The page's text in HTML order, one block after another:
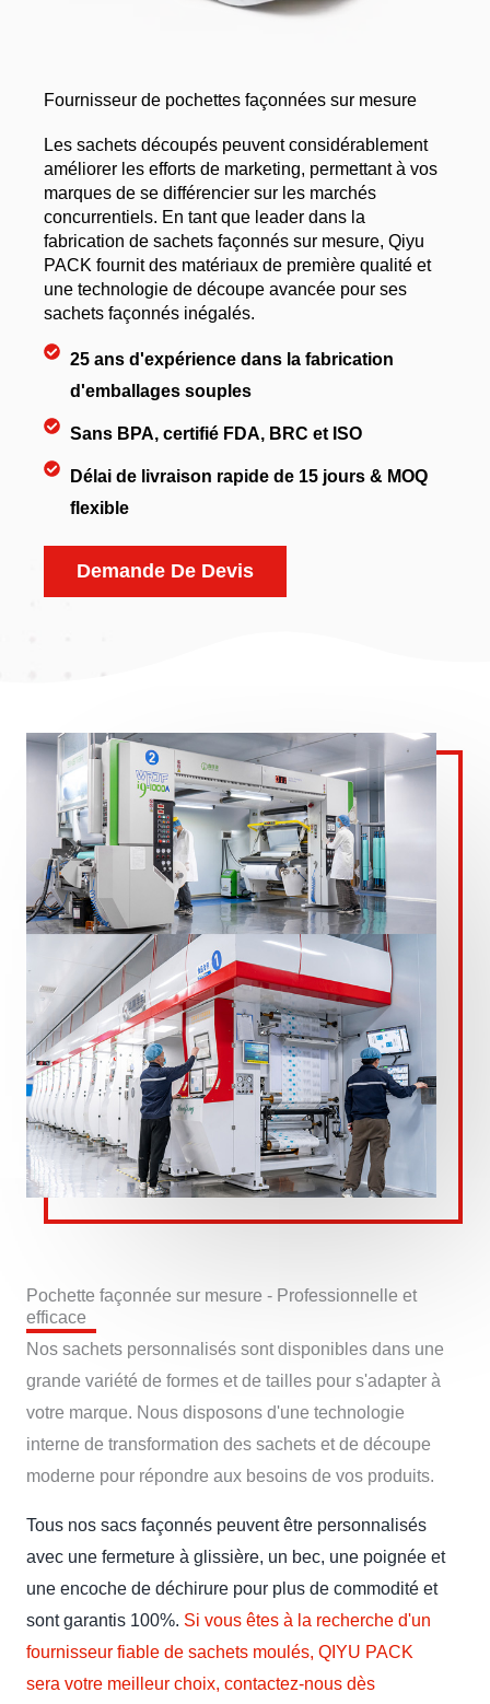
Fournisseur de pochettes façonnées sur mesure
Les sachets découpés peuvent considérablement
améliorer les efforts de marketing, permettant à vos
marques de se différencier sur les marchés
concurrentiels. En tant que leader dans la
fabrication de sachets façonnés sur mesure, Qiyu
PACK fournit des matériaux de première qualité et
une technologie de découpe avancée pour ses
sachets façonnés inégalés.
25 ans d'expérience dans la fabrication
d'emballages souples
Sans BPA, certifié FDA, BRC et ISO
Délai de livraison rapide de 15 jours & MOQ
flexible
Demande De Devis
Pochette façonnée sur mesure - Professionnelle et
efficace
Nos sachets personnalisés sont disponibles dans une
grande variété de formes et de tailles pour s'adapter à
votre marque. Nous disposons d'une technologie
interne de transformation des sachets et de découpe
moderne pour répondre aux besoins de vos produits.
Tous nos sacs façonnés peuvent être personnalisés
avec une fermeture à glissière, un bec, une poignée et
une encoche de déchirure pour plus de commodité et
sont garantis 100%. Si vous êtes à la recherche d'un
fournisseur fiable de sachets moulés, QIYU PACK
sera votre meilleur choix, contactez-nous dès